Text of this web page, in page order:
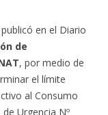
en el Diario
de
, por medio de
el límite
al Consumo
Urgencia Nº